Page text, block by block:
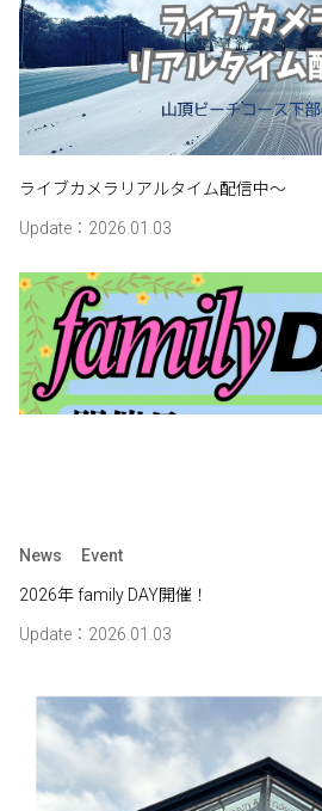
ライブカメラリアルタイム配信中～
Update：2026.01.03
News Event
2026年 family DAY開催！
Update：2026.01.03